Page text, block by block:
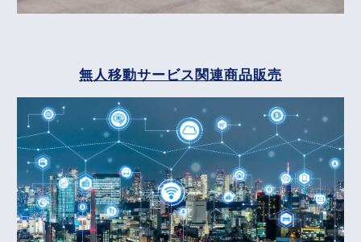
無人移動サービス関連商品販売